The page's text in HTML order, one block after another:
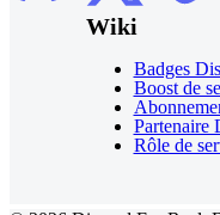
Wiki
Badges
Boost de
Partenaire
Rôle de